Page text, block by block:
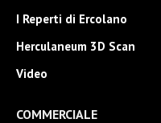
I Reperti di Ercolano
Herculaneum 3D Scan
Video
COMMERCIALE